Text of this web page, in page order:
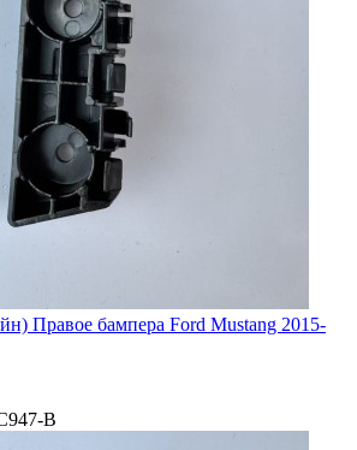
Правое бампера Ford Mustang 2015-
B